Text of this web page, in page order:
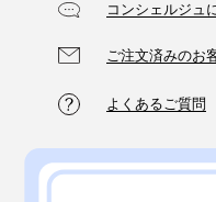
解放されます。
場。14もの製造ライン
ずつていねいに作られ
す。
コンシェルジュ
ご注文済みのお
よくあるご質問